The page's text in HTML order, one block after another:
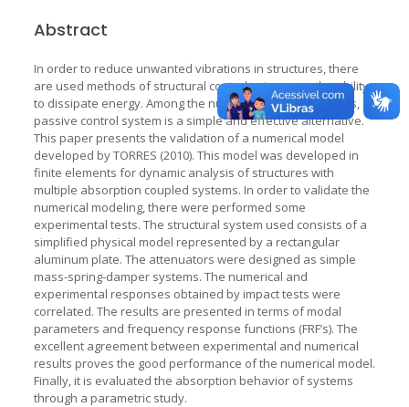
Abstract
In order to reduce unwanted vibrations in structures, there
are used methods of structural control to increase the ability
to dissipate energy. Among the numerous existing devices,
passive control system is a simple and effective alternative.
This paper presents the validation of a numerical model
developed by TORRES (2010). This model was developed in
finite elements for dynamic analysis of structures with
multiple absorption coupled systems. In order to validate the
numerical modeling, there were performed some
experimental tests. The structural system used consists of a
simplified physical model represented by a rectangular
aluminum plate. The attenuators were designed as simple
mass-spring-damper systems. The numerical and
experimental responses obtained by impact tests were
correlated. The results are presented in terms of modal
parameters and frequency response functions (FRF’s). The
excellent agreement between experimental and numerical
results proves the good performance of the numerical model.
Finally, it is evaluated the absorption behavior of systems
through a parametric study.